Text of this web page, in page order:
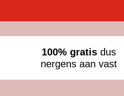
100% gratis dus
nergens aan vast